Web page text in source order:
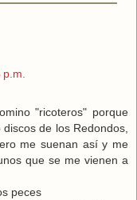
"ricoteros" porque
de los Redondos,
me suenan así y me
que se me vienen a
peces